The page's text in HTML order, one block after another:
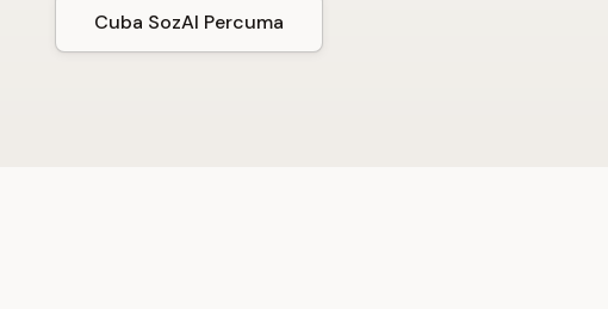
Cuba SozAI Percuma